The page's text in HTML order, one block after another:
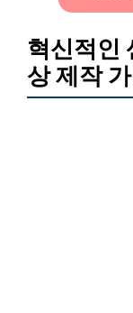
혁신적인
상 제작